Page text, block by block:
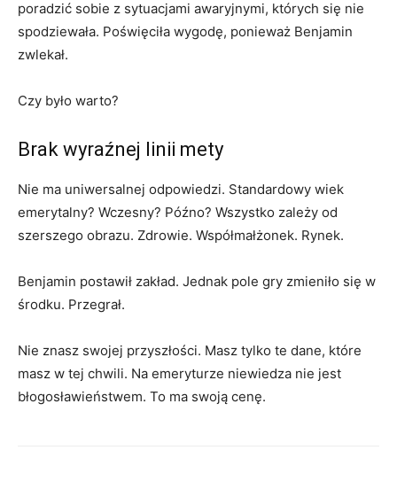
poradzić sobie z sytuacjami awaryjnymi, których się nie
spodziewała. Poświęciła wygodę, ponieważ Benjamin
zwlekał.
Czy było warto?
Brak wyraźnej linii mety
Nie ma uniwersalnej odpowiedzi. Standardowy wiek
emerytalny? Wczesny? Późno? Wszystko zależy od
szerszego obrazu. Zdrowie. Współmałżonek. Rynek.
Benjamin postawił zakład. Jednak pole gry zmieniło się w
środku. Przegrał.
Nie znasz swojej przyszłości. Masz tylko te dane, które
masz w tej chwili. Na emeryturze niewiedza nie jest
błogosławieństwem. To ma swoją cenę.